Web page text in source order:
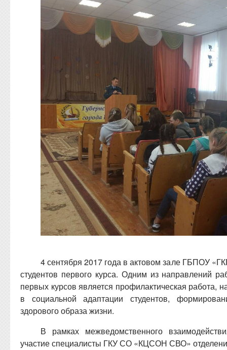
4 сентября 2017 года в актовом зале ГБПОУ
студентов первого курса. Одним из направлений
первых курсов является профилактическая работа,
в социальной адаптации студентов,
здорового образа жизни.
В рамках межведомственного
участие специалисты ГКУ СО «КЦСОН СВО»